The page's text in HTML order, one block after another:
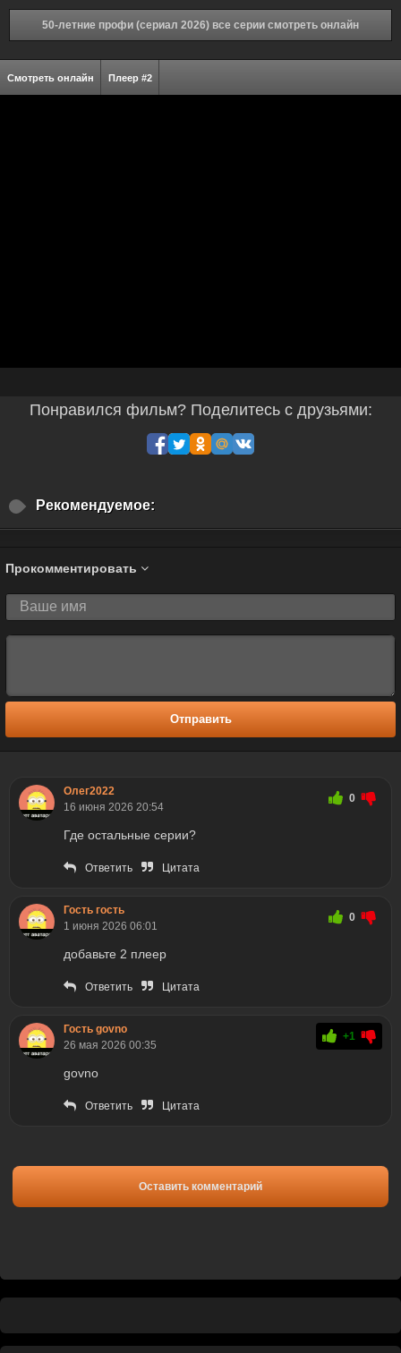
50-летние профи (сериал 2026) все серии смотреть онлайн
Смотреть онлайн Плеер #2
Понравился фильм? Поделитесь с друзьями:
Рекомендуемое:
Прокомментировать
Отправить
Олег2022
16 июня 2026 20:54
0
Где остальные серии?
Ответить Цитата
Гость гость
1 июня 2026 06:01
0
добавьте 2 плеер
Ответить Цитата
Гость govno
26 мая 2026 00:35
+1
govno
Ответить Цитата
Оставить комментарий